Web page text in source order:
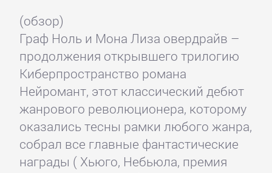
(обзор)
Граф Ноль и Мона Лиза овердрайв –
продолжения открывшего трилогию
Киберпространство романа
Нейромант, этот классический дебют
жанрового революционера, которому
оказались тесны рамки любого жанра,
собрал все главные фантастические
награды ( Хьюго, Небьюла, премия